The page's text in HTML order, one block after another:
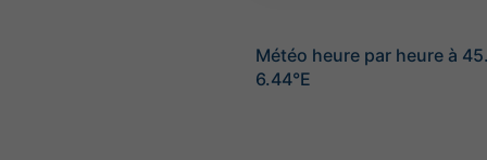
Météo heure par heure à
6.44°E